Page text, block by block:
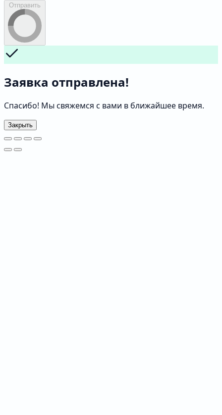
Отправить
Заявка отправлена!
Спасибо! Мы свяжемся с вами в ближайшее время.
Закрыть